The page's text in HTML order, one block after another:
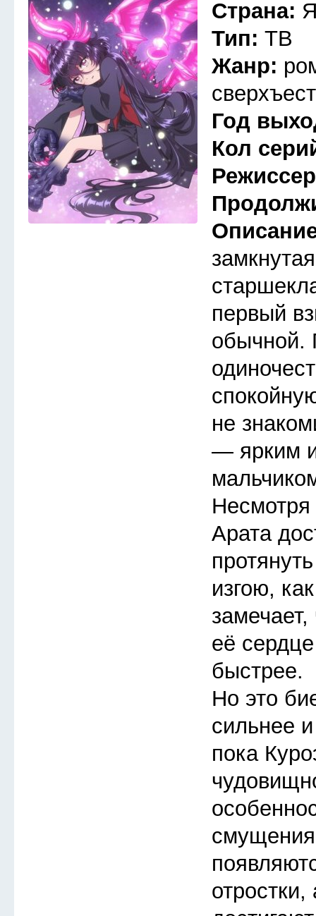
Страна:
Тип: ТВ
Жанр:
Год
Кол
первый
обычной.
не
— ярким
Несмотря
Арата
изгою,
замечает,
её
быстрее.
Но это
сильнее
пока